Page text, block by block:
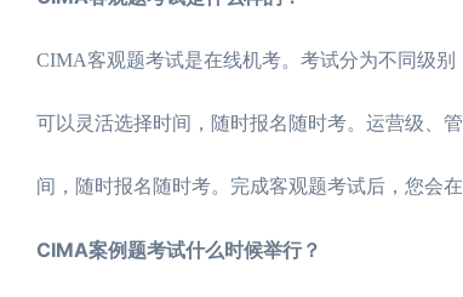
CIMA客观题考试是在线机考。考试分为不同级
可以灵活选择时间，随时报名随时考。运营级、
间，随时报名随时考。完成客观题考试后，您会
CIMA案例题考试什么时候举行？